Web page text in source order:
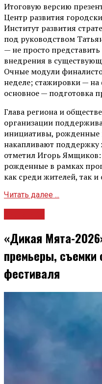
Итоговую версию
Центр развития
Институт развития
под руководством
— не просто
внедрения в
Очные модули
неделе; стажировки —
основное — подготовка
Глава региона и
организации
инициативы, рожденные
накапливают поддержку
отметил Игорь
рожденные в рамках
как среди жителей, так и
Читать далее ...
«Дикая Мята-
премьеры, съемки
фестиваля